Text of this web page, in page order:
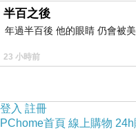
半百之後
年過半百後 他的眼睛 仍會被
23 小時前
登入 註冊
PChome首頁 線上購物 24h